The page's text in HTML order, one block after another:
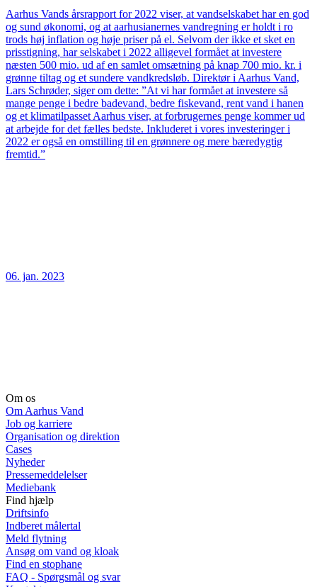
Aarhus Vands årsrapport for 2022 viser, at vandselskabet har en god
og sund økonomi, og at aarhusianernes vandregning er holdt i ro
trods høj inflation og høje priser på el. Selvom der ikke et sket en
prisstigning, har selskabet i 2022 alligevel formået at investere
næsten 500 mio. ud af en samlet omsætning på knap 700 mio. kr. i
grønne tiltag og et sundere vandkredsløb. Direktør i Aarhus Vand,
Lars Schrøder, siger om dette: ”At vi har formået at investere så
mange penge i bedre badevand, bedre fiskevand, rent vand i hanen
og et klimatilpasset Aarhus viser, at forbrugernes penge kommer ud
at arbejde for det fælles bedste. Inkluderet i vores investeringer i
2022 er også en omstilling til en grønnere og mere bæredygtig
fremtid.”
06. jan. 2023
Om os
Om Aarhus Vand
Job og karriere
Organisation og direktion
Cases
Nyheder
Pressemeddelelser
Mediebank
Find hjælp
Driftsinfo
Indberet målertal
Meld flytning
Ansøg om vand og kloak
Find en stophane
FAQ - Spørgsmål og svar